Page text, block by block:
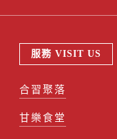
服務 VISIT US
合習聚落
甘樂食堂